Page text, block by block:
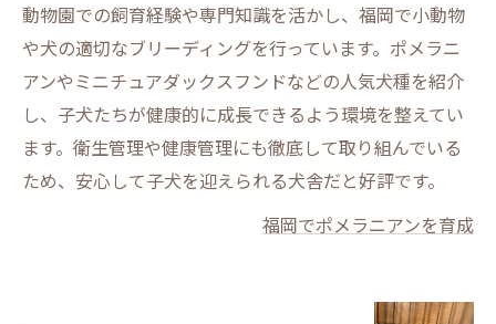
動物園での飼育経験や専門知識を活かし、福岡で小動物
や犬の適切なブリーディングを行っています。ポメラニ
アンやミニチュアダックスフンドなどの人気犬種を紹介
し、子犬たちが健康的に成長できるよう環境を整えてい
ます。衛生管理や健康管理にも徹底して取り組んでいる
ため、安心して子犬を迎えられる犬舎だと好評です。
福岡でポメラニアンを育成